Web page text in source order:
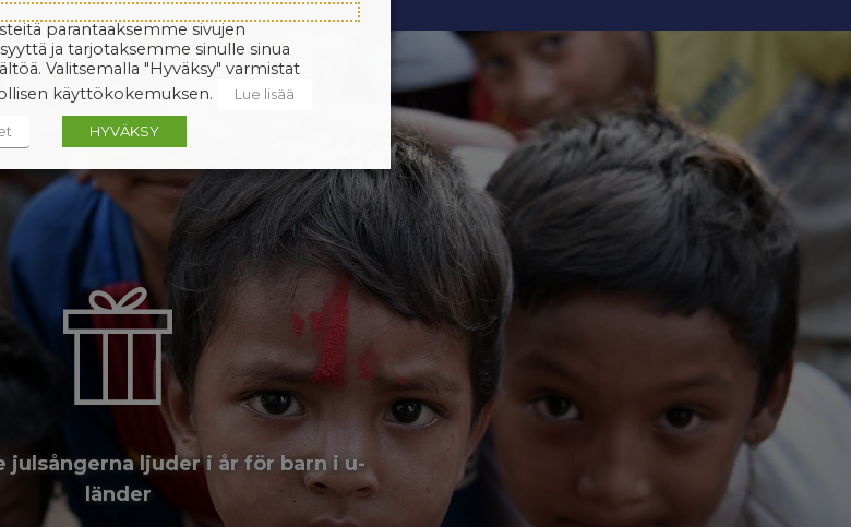
julsångerna ljuder i år för barn i u-
länder
parantaaksemme sivujen
ja tarjotaksemme sinulle sinua
Valitsemalla "Hyväksy" varmistat
käyttökokemuksen.
Lue lisää
HYVÄKSY